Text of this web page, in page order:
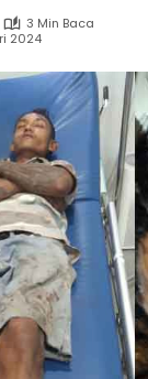
3 Min Baca
2024